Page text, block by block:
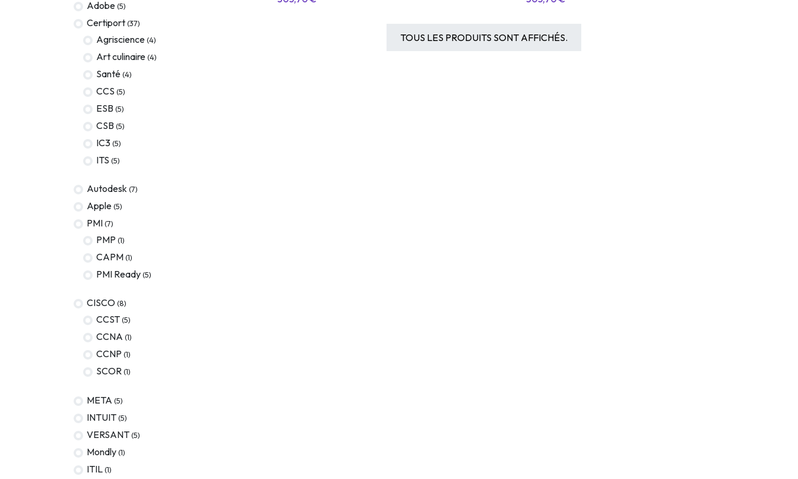
Apple
Meta
Adobe (5)
Certiport (37)
Agriscience (4)
Art culinaire (4)
Santé (4)
CCS (5)
ESB (5)
CSB (5)
IC3 (5)
ITS (5)
Autodesk (7)
Apple (5)
PMI (7)
PMP (1)
CAPM (1)
PMI Ready (5)
CISCO (8)
CCST (5)
CCNA (1)
CCNP (1)
SCOR (1)
META (5)
INTUIT (5)
VERSANT (5)
Mondly (1)
ITIL (1)
TOUS LES PRODUITS SONT AFFICHÉS.